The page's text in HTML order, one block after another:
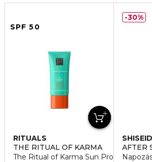
SPF 50
RITUALS
THE RITUAL OF KARMA
The Ritual of Karma Sun Protection
AFTER
30%